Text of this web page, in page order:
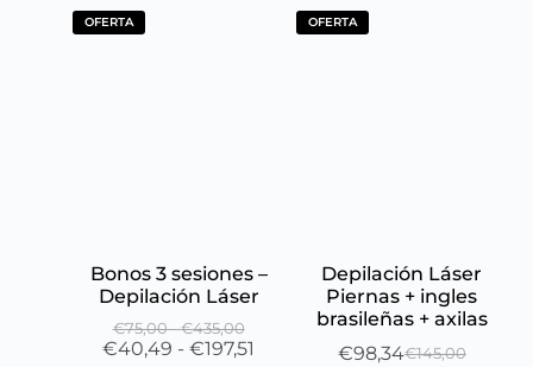
OFERTA
Bonos 3 sesiones –
Depilación Láser
€75,00 - €435,00
€40,49 - €197,51
OFERTA
Depilación Láser
Piernas + ingles
brasileñas + axilas
€145,00
€98,34